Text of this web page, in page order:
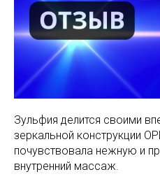
Зульфия делится своими
зеркальной конструкции
почувствовала нежную и
внутренний массаж.